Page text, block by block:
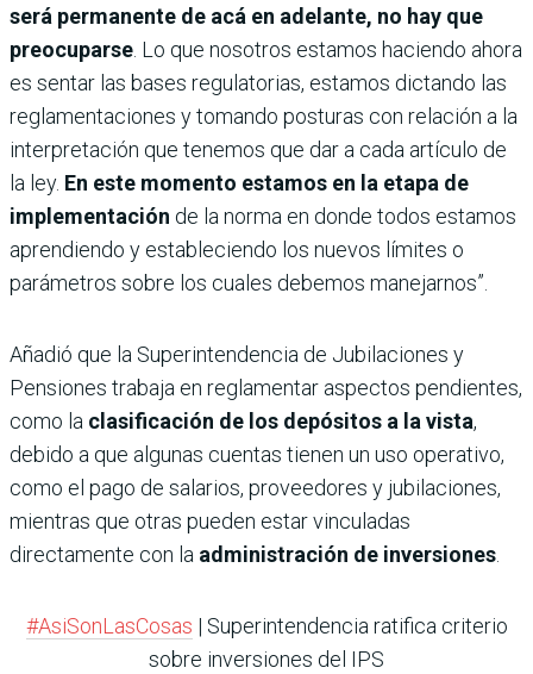
será permanente de acá en adelante, no hay que
preocuparse . Lo que nosotros estamos haciendo ahora
es sentar las bases regulatorias, estamos dictando las
reglamentaciones y tomando posturas con relación a la
interpretación que tenemos que dar a cada artículo de
la ley. En este momento estamos en la etapa de
implementación de la norma en donde todos estamos
aprendiendo y estableciendo los nuevos límites o
parámetros sobre los cuales debemos manejarnos”.
Añadió que la Superintendencia de Jubilaciones y
Pensiones trabaja en reglamentar aspectos pendientes,
como la clasificación de los depósitos a la vista,
debido a que algunas cuentas tienen un uso operativo,
como el pago de salarios, proveedores y jubilaciones,
mientras que otras pueden estar vinculadas
directamente con la administración de inversiones
#AsiSonLasCosas | Superintendencia ratifica criterio
sobre inversiones del IPS